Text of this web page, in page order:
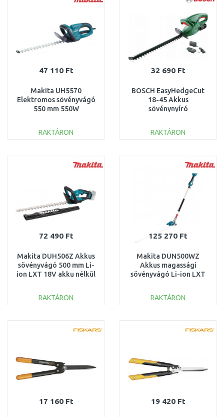
47 110 Ft
Makita UH5570
Elektromos sövényvágó
550 mm 550W
RAKTÁRON
Összehasonlítás
32 690 Ft
BOSCH EasyHedgeCut
18-45 Akkus
sövénynyíró
0600849H02
RAKTÁRON
Összehasonlítás
72 490 Ft
Makita DUH506Z Akkus
sövényvágó 500 mm Li-
ion LXT 18V akku nélkül
RAKTÁRON
Összehasonlítás
125 270 Ft
Makita DUN500WZ
Akkus magassági
sövényvágó Li-ion LXT
RAKTÁRON
Összehasonlítás
17 160 Ft 19 420 Ft